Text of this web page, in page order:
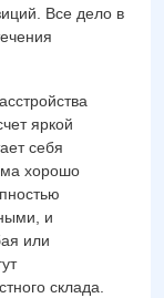
Все дело в
яркой
себя
хорошо
и
или
склада.